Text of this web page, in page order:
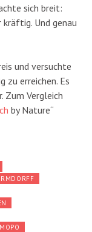
sich breit:
kräftig. Und genau
und versuchte
erreichen. Es
Zum Vergleich
by Nature“